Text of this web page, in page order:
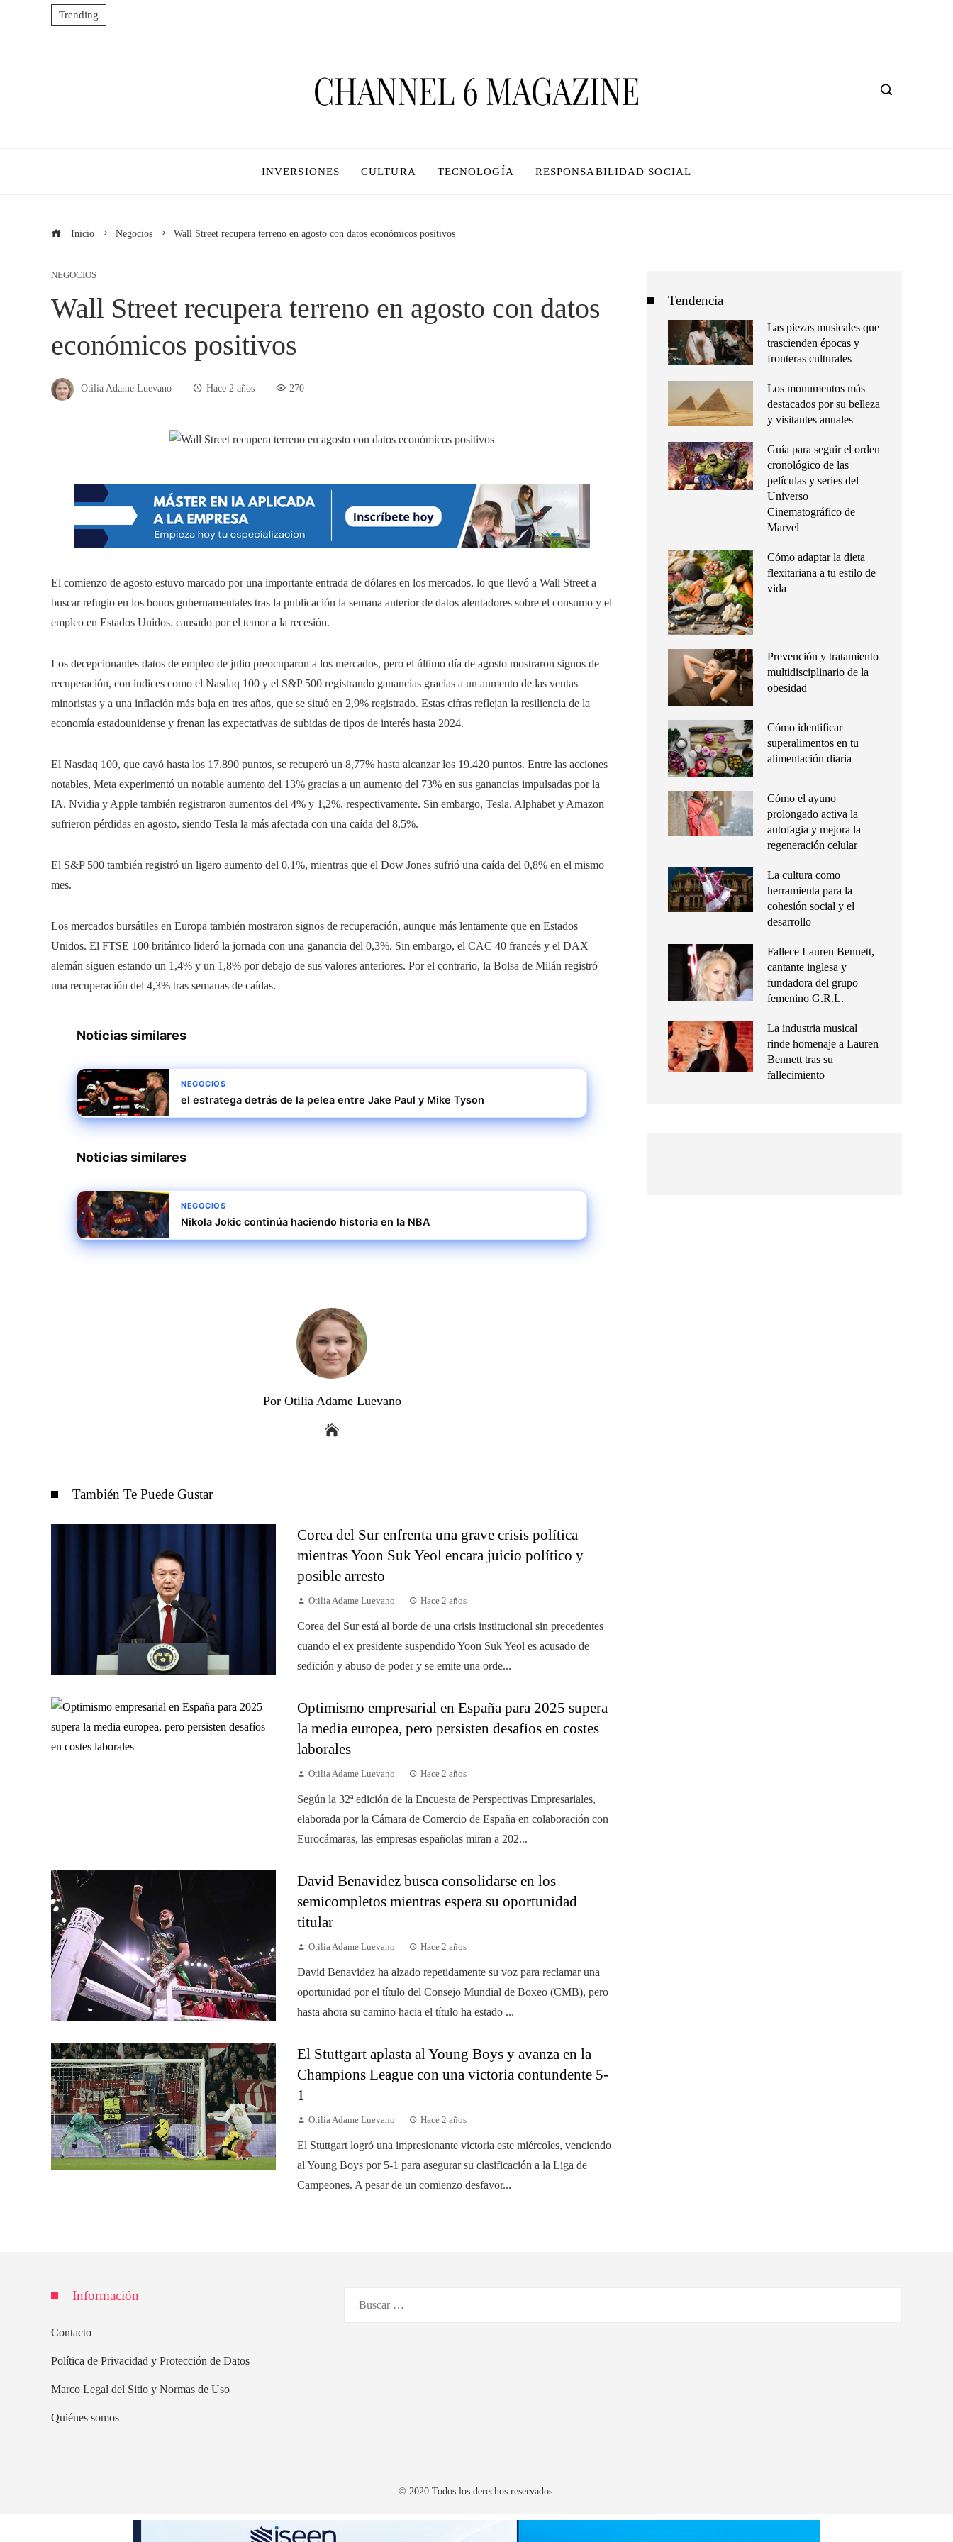
Trending
INVERSIONES CULTURA TECNOLOGÍA RESPONSABILIDAD SOCIAL
Inicio Negocios Wall Street recupera terreno en agosto con datos económicos positivos
NEGOCIOS
Wall Street recupera terreno en agosto con datos
económicos positivos
Otilia Adame Luevano Hace 2 años 270
El comienzo de agosto estuvo marcado por una importante entrada de dólares en los mercados, lo que llevó a Wall Street a
buscar refugio en los bonos gubernamentales tras la publicación la semana anterior de datos alentadores sobre el consumo y el
empleo en Estados Unidos. causado por el temor a la recesión.
Los decepcionantes datos de empleo de julio preocuparon a los mercados, pero el último día de agosto mostraron signos de
recuperación, con índices como el Nasdaq 100 y el S&P 500 registrando ganancias gracias a un aumento de las ventas
minoristas y a una inflación más baja en tres años, que se situó en 2,9% registrado. Estas cifras reflejan la resiliencia de la
economía estadounidense y frenan las expectativas de subidas de tipos de interés hasta 2024.
El Nasdaq 100, que cayó hasta los 17.890 puntos, se recuperó un 8,77% hasta alcanzar los 19.420 puntos. Entre las acciones
notables, Meta experimentó un notable aumento del 13% gracias a un aumento del 73% en sus ganancias impulsadas por la
IA. Nvidia y Apple también registraron aumentos del 4% y 1,2%, respectivamente. Sin embargo, Tesla, Alphabet y Amazon
sufrieron pérdidas en agosto, siendo Tesla la más afectada con una caída del 8,5%.
El S&P 500 también registró un ligero aumento del 0,1%, mientras que el Dow Jones sufrió una caída del 0,8% en el mismo
mes.
Los mercados bursátiles en Europa también mostraron signos de recuperación, aunque más lentamente que en Estados
Unidos. El FTSE 100 británico lideró la jornada con una ganancia del 0,3%. Sin embargo, el CAC 40 francés y el DAX
alemán siguen estando un 1,4% y un 1,8% por debajo de sus valores anteriores. Por el contrario, la Bolsa de Milán registró
una recuperación del 4,3% tras semanas de caídas.
Noticias similares
NEGOCIOS
el estratega detrás de la pelea entre Jake Paul y Mike Tyson
Noticias similares
NEGOCIOS
Nikola Jokic continúa haciendo historia en la NBA
Por Otilia Adame Luevano
También Te Puede Gustar
Corea del Sur enfrenta una grave crisis política
mientras Yoon Suk Yeol encara juicio político y
posible arresto
Otilia Adame Luevano Hace 2 años
Corea del Sur está al borde de una crisis institucional sin precedentes
cuando el ex presidente suspendido Yoon Suk Yeol es acusado de
sedición y abuso de poder y se emite una orde...
Optimismo empresarial en España para 2025 supera
la media europea, pero persisten desafíos en costes
laborales
Otilia Adame Luevano Hace 2 años
Según la 32ª edición de la Encuesta de Perspectivas Empresariales,
elaborada por la Cámara de Comercio de España en colaboración con
Eurocámaras, las empresas españolas miran a 202...
David Benavidez busca consolidarse en los
semicompletos mientras espera su oportunidad
titular
Otilia Adame Luevano Hace 2 años
David Benavidez ha alzado repetidamente su voz para reclamar una
oportunidad por el título del Consejo Mundial de Boxeo (CMB), pero
hasta ahora su camino hacia el título ha estado ...
El Stuttgart aplasta al Young Boys y avanza en la
Champions League con una victoria contundente 5-
1
Otilia Adame Luevano Hace 2 años
El Stuttgart logró una impresionante victoria este miércoles, venciendo
al Young Boys por 5-1 para asegurar su clasificación a la Liga de
Campeones. A pesar de un comienzo desfavor...
Tendencia
Las piezas musicales que
trascienden épocas y
fronteras culturales
Los monumentos más
destacados por su belleza
y visitantes anuales
Guía para seguir el orden
cronológico de las
películas y series del
Universo
Cinematográfico de
Marvel
Cómo adaptar la dieta
flexitariana a tu estilo de
vida
Prevención y tratamiento
multidisciplinario de la
obesidad
Cómo identificar
superalimentos en tu
alimentación diaria
Cómo el ayuno
prolongado activa la
autofagia y mejora la
regeneración celular
La cultura como
herramienta para la
cohesión social y el
desarrollo
Fallece Lauren Bennett,
cantante inglesa y
fundadora del grupo
femenino G.R.L.
La industria musical
rinde homenaje a Lauren
Bennett tras su
fallecimiento
Información
Contacto
Política de Privacidad y Protección de Datos
Marco Legal del Sitio y Normas de Uso
Quiénes somos
© 2020 Todos los derechos reservados.